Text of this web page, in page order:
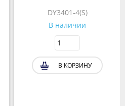
DY3401-4(S)
В наличии
В КОРЗИНУ